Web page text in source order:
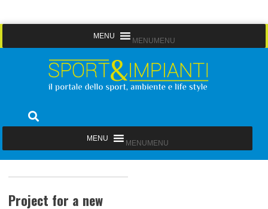
to
MENU MENU
Sport&Impianti
MENU MENU
Project for a new